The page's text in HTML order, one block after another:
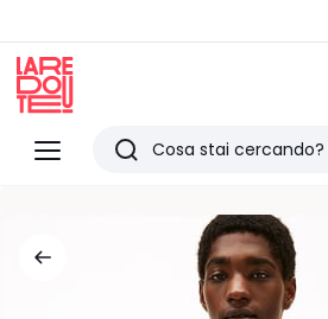
Menu
Redoute
Ricerca